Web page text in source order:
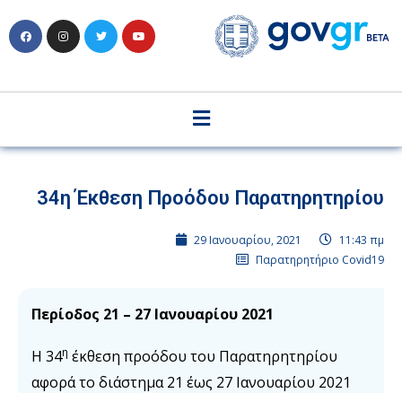
34η Έκθεση Προόδου Παρατηρητηρίου
29 Ιανουαρίου, 2021
11:43 πμ
Παρατηρητήριο Covid19
Περίοδος 21 – 27 Ιανουαρίου 2021
Η 34η έκθεση προόδου του Παρατηρητηρίου
αφορά το διάστημα 21 έως 27 Ιανουαρίου 2021